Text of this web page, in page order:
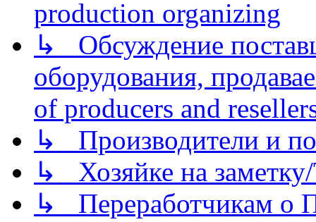
production organizing
↳ Обсуждение
оборудования,
of producers and
↳ Производители и
↳ Хозяйке на
↳ Переработчикам о